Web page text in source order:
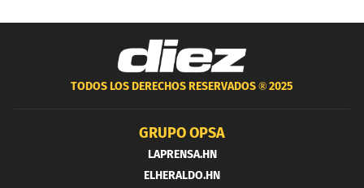
TODOS LOS DERECHOS RESERVADOS ®2025
GRUPO OPSA
LAPRENSA.HN
ELHERALDO.HN